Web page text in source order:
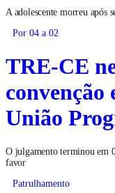
A adolescente morreu após
Por 04 a 02
TRE-CE
União
O julgamento terminou em
favor
Patrulhamento